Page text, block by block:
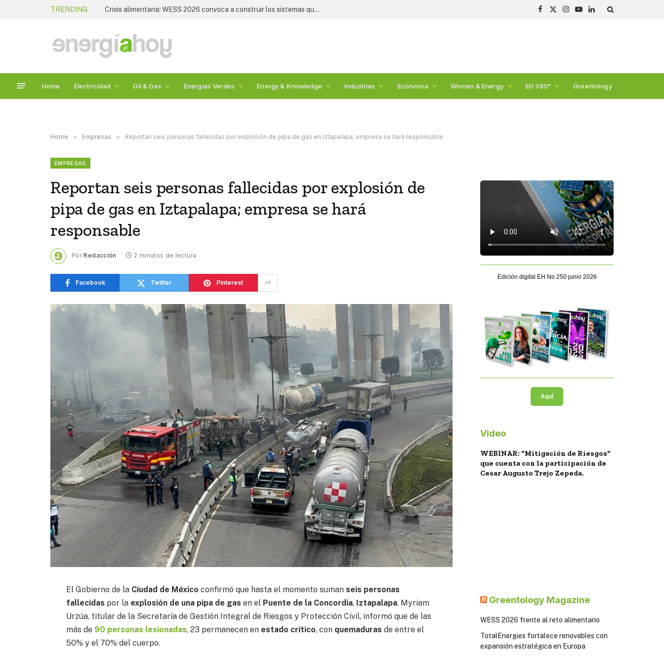
TRENDING Crisis alimentaria: WESS 2026 convoca a construir los sistemas que alimentarán al mundo
Facebook
X
Instagram
YouTubeLinkedIn
Home Electricidad Oil & Gas Energías Verdes Energy & Knowledge Industrias Economía Women & Energy EH 360° Greentology
Home » Empresas » Reportan seis personas fallecidas por explosión de pipa de gas en Iztapalapa; empresa se hará responsable
EMPRESAS
Reportan seis personas fallecidas por explosión de
pipa de gas en Iztapalapa; empresa se hará
responsable
Por Redacción 2 minutos de lectura
Facebook Twitter Pinterest
El Gobierno de la Ciudad de México confirmó que hasta el momento sumanseis personas
fallecidas por la explosión de una pipa de gas en el Puente de la Concordia, Iztapalapa. Myriam
Urzúa, titular de la Secretaría de Gestión Integral de Riesgos y Protección Civil, informó que de las
más de 90 personas lesionadas, 23 permanecen en estado crítico, con quemaduras de entre el
50% y el 70% del cuerpo.
Edición digital EH No 250 junio 2026
Aquí
Video
WEBINAR: "Mitigación de Riesgos"
que cuenta con la participación de
Cesar Augusto Trejo Zepeda.
Greentology Magazine
WESS 2026 frente al reto alimentario
TotalEnergies fortalece renovables con
expansión estratégica en Europa